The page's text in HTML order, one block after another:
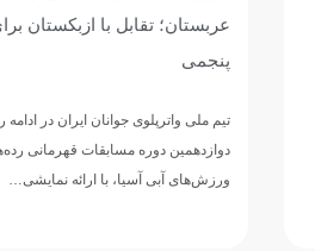
عربستان؛ تقابل با ازبکستان
پنجمی
تیم ملی واترپلوی جوانان ایران در
دوازدهمین دوره مسابقات قهرمانی
ورزش‌های آبی آسیا، با ارائه نمایشی…